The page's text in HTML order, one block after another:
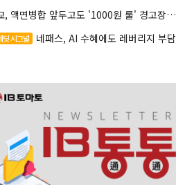
딧 시그널 네패스, AI 수혜에도 레버리지 부담 여전